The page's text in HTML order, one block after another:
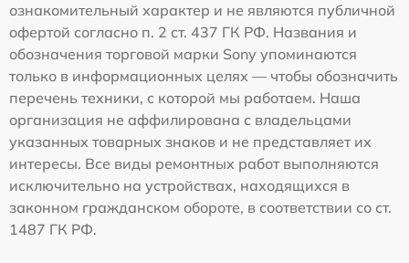
ознакомительный характер и не являются публичной
офертой согласно п. 2 ст. 437 ГК РФ. Названия и
обозначения торговой марки Sony упоминаются
только в информационных целях — чтобы обозначить
перечень техники, с которой мы работаем. Наша
организация не аффилирована с владельцами
указанных товарных знаков и не представляет их
интересы. Все виды ремонтных работ выполняются
исключительно на устройствах, находящихся в
законном гражданском обороте, в соответствии со ст.
1487 ГК РФ.